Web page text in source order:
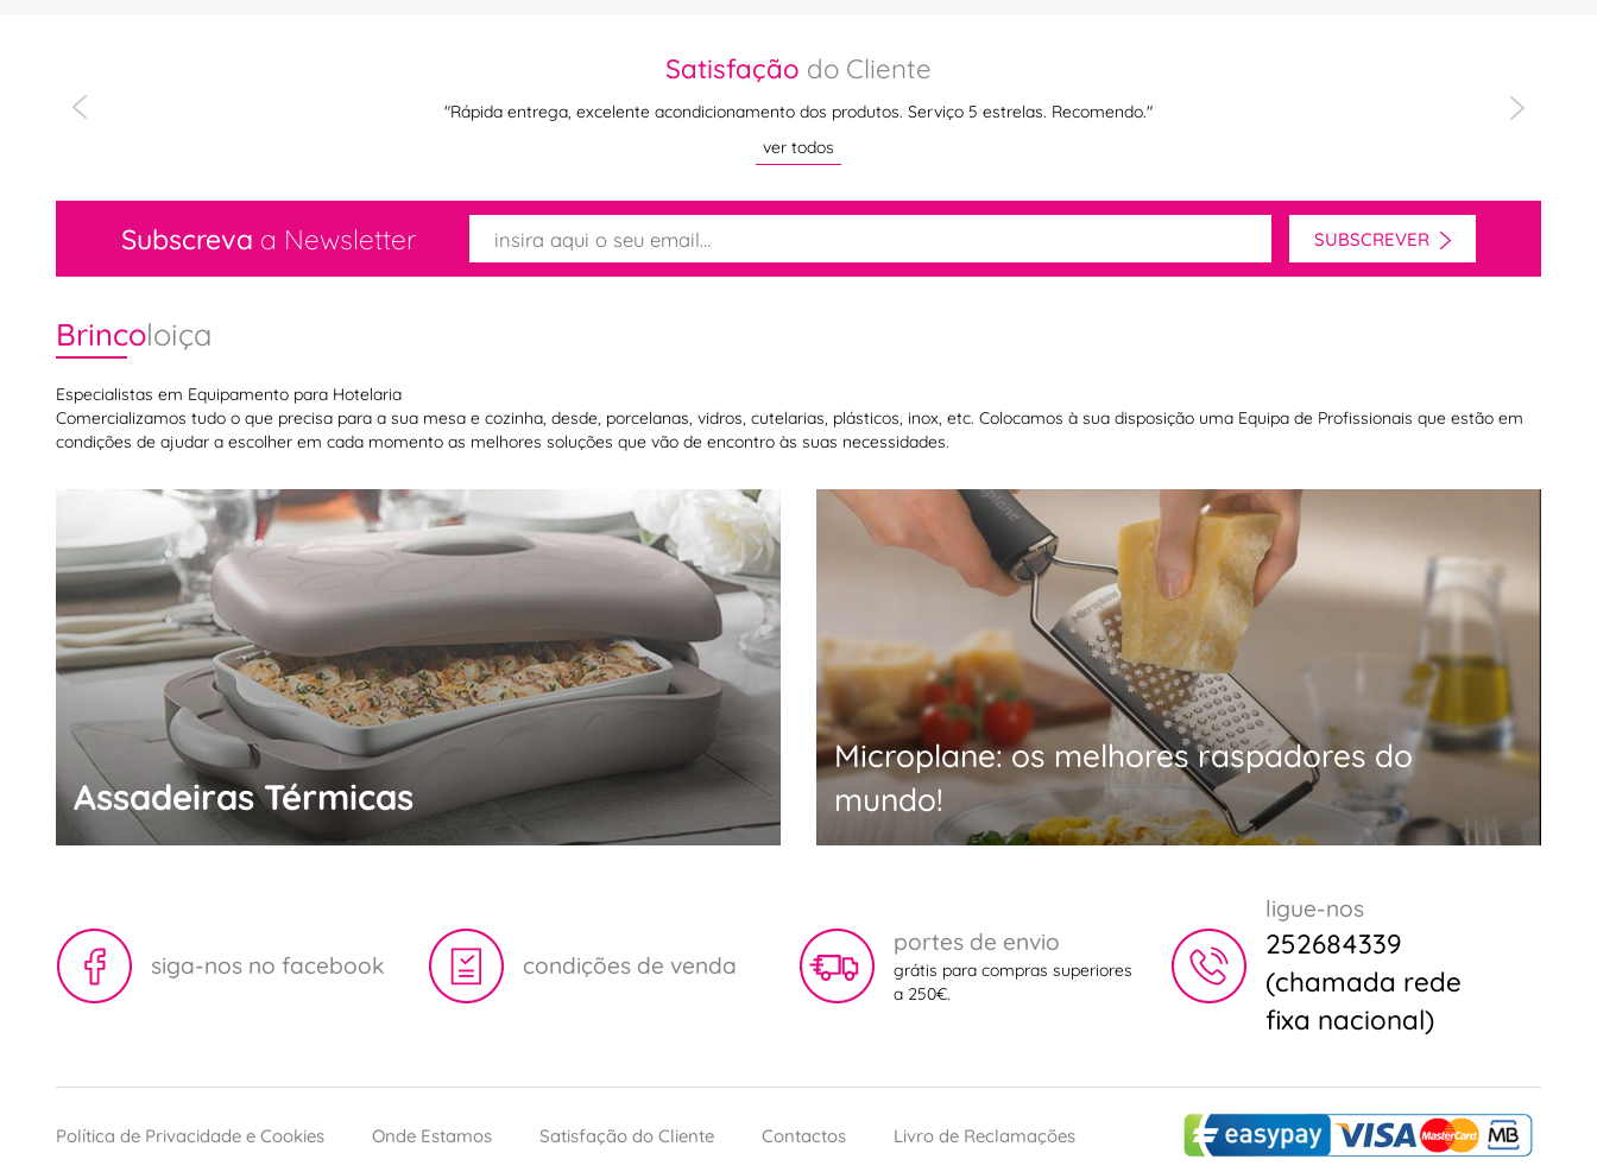
Satisfação do Cliente
"Rápida entrega, excelente acondicionamento dos produtos. Serviço 5 estrelas. Recomendo."
ver todos
Subscreva a Newsletter SUBSCREVER
Brincoloiça
Especialistas em Equipamento para Hotelaria
Comercializamos tudo o que precisa para a sua mesa e cozinha, desde, porcelanas, vidros, cutelarias, plásticos, inox, etc. Colocamos à sua disposição uma Equipa de Profissionais que estão em
condições de ajudar a escolher em cada momento as melhores soluções que vão de encontro às suas necessidades.
Assadeiras Térmicas
Microplane: os melhores raspadores do
mundo!
siga-nos no facebook condições de venda
portes de envio
grátis para compras superiores
a 250€.
ligue-nos
252684339
(chamada rede
fixa nacional)
Política de Privacidade e Cookies Onde Estamos Satisfação do Cliente Contactos Livro de Reclamações